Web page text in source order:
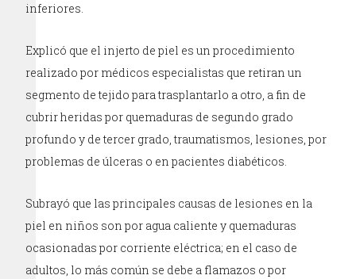
inferiores.
Explicó que el injerto de piel es un procedimiento
realizado por médicos especialistas que retiran un
segmento de tejido para trasplantarlo a otro, a fin de
cubrir heridas por quemaduras de segundo grado
profundo y de tercer grado, traumatismos, lesiones, por
problemas de úlceras o en pacientes diabéticos.
Subrayó que las principales causas de lesiones en la
piel en niños son por agua caliente y quemaduras
ocasionadas por corriente eléctrica; en el caso de
adultos, lo más común se debe a flamazos o por